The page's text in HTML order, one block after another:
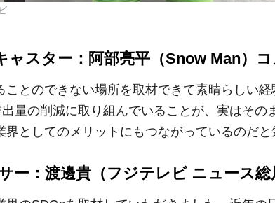
ャスター：阿部亮平（Snow Man）コ
ことのできない場所を取材できて素晴らしい
量の削減に取り組んでいることが、実はその
としてのメリットにもつながっているのだと
ー：渡邊貴（フジテレビ ニュース総